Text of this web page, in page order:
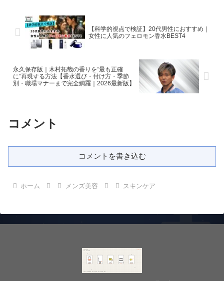
【科学的視点で検証】20代男性におすすめ｜
女性に人気のフェロモン香水BEST4
永久保存版｜木村拓哉の香りを“最も正確
に”再現する方法【香水選び・付け方・季節
別・職場マナーまで完全網羅｜2026最新版】
コメント
コメントを書き込む
ホーム メンズ美容 スキンケア